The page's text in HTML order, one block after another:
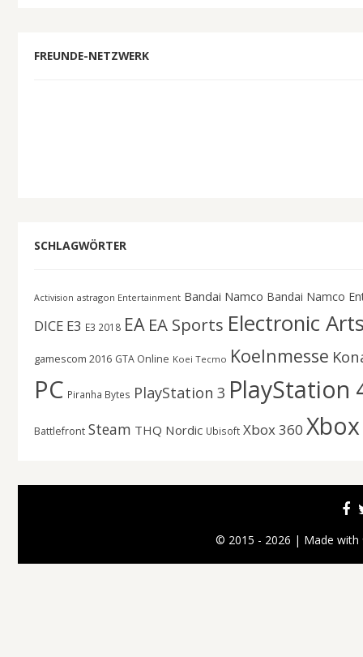
FREUNDE-NETZWERK
SCHLAGWÖRTER
Activision astragon Entertainment Bandai Namco Bandai Namco
DICE E3 E3 2018 EA EA Sports Electronic
gamescom 2016 GTA Online Koei Tecmo Koelnmesse
PC Piranha Bytes PlayStation 3 PlayStation
Battlefront Steam THQ Nordic Ubisoft Xbox 360
© 2015 - 2026 | Made